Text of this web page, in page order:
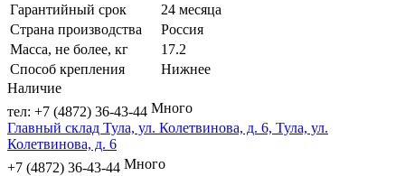
Гарантийный срок
24 месяца
Страна производства
Россия
Масса, не более, кг
17.2
Способ крепления
Нижнее
Наличие
тел: +7 (4872) 36-43-44 Много
Главный склад Тула, ул. Колетвинова, д. 6, Тула, ул.
Колетвинова, д. 6
+7 (4872) 36-43-44 Много